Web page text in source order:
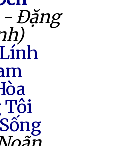
- Đặng
Tôi